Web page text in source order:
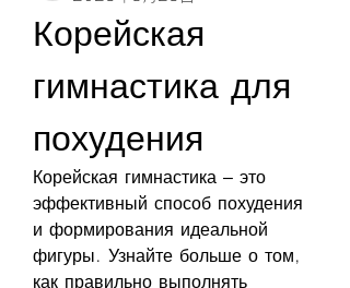
Корейская
гимнастика для
похудения
Корейская гимнастика – это
эффективный способ похудения
и формирования идеальной
фигуры. Узнайте больше о том,
как правильно выполнять